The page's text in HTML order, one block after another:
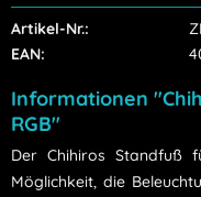
Artikel-Nr.:
EAN:
Informationen
RGB"
Der Chihiros Standfuß
Möglichkeit, die